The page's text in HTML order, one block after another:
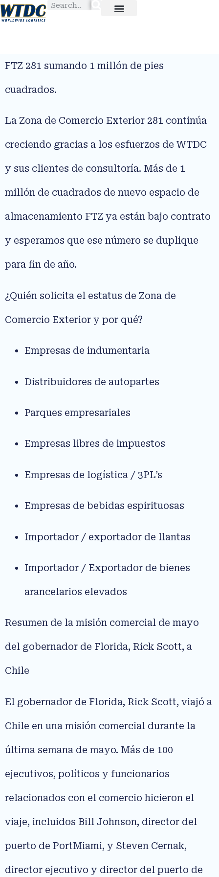
FTZ 281 sumando 1 millón de pies
cuadrados.
La Zona de Comercio Exterior 281 continúa
creciendo gracias a los esfuerzos de WTDC
y sus clientes de consultoría. Más de 1
millón de cuadrados de nuevo espacio de
almacenamiento FTZ ya están bajo contrato
y esperamos que ese número se duplique
para fin de año.
¿Quién solicita el estatus de Zona de
Comercio Exterior y por qué?
Empresas de indumentaria
Distribuidores de autopartes
Parques empresariales
Empresas libres de impuestos
Empresas de logística / 3PL’s
Empresas de bebidas espirituosas
Importador / exportador de llantas
Importador / Exportador de bienes
arancelarios elevados
Resumen de la misión comercial de mayo
del gobernador de Florida, Rick Scott, a
Chile
El gobernador de Florida, Rick Scott, viajó a
Chile en una misión comercial durante la
última semana de mayo. Más de 100
ejecutivos, políticos y funcionarios
relacionados con el comercio hicieron el
viaje, incluidos Bill Johnson, director del
puerto de PortMiami, y Steven Cernak,
director ejecutivo y director del puerto de